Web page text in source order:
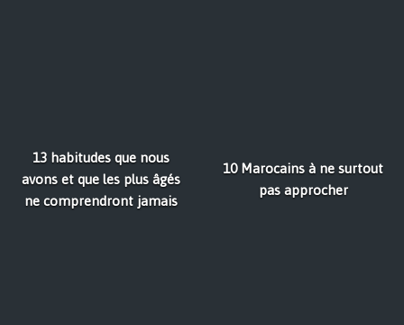
13 habitudes que nous
avons et que les plus âgés
ne comprendront jamais
10 Marocains à ne surtout
pas approcher